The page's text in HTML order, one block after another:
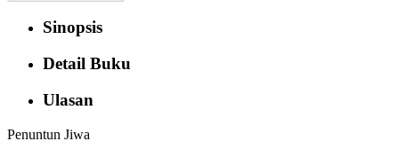
Sinopsis
Detail Buku
Ulasan
Penuntun Jiwa